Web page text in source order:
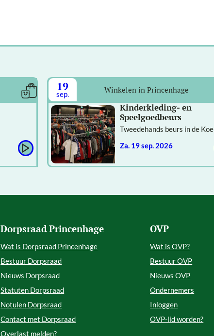
19
sep. Winkelen in Princenhage
Kinderkleding- en
Speelgoedbeurs
Tweedehands beurs in de Koe
za. 19 sep. 2026
Dorpsraad Princenhage
Wat is Dorpsraad Princenhage
Bestuur Dorpsraad
Nieuws Dorpsraad
Statuten Dorpsraad
Notulen Dorpsraad
Contact met Dorpsraad
Overlast melden?
OVP
Wat is OVP?
Bestuur OVP
Nieuws OVP
Ondernemers
Inloggen
OVP-lid worden?